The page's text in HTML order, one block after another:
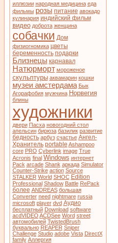
иллюзии народная медицина еда
фильмы розы питание авокадо
кулинария индийский фильм
видео доброта женщина
собачки Дом
физиогномика цветы
беременность подарки
Близнецы карнавал
Натюрморт мороженое
скульптуры аквамарин кошки
музеи амстердама Бык
Агорафобия мужчина Норвегия
блины
художники
двери Пасха новогодний стол
апельсин бирюза базилик развитие
бедность арбуз счастье Ангел-
Хранитель portable Ashampoo
core PRO Cyberlink image True
Acronis final Windows интернет
Pack arcade Shank аркада Simulator
Counter-Strike action Source
STALKER World SHOC Edition
Professional Shadow Battle RePack
более ANDREAS большая
Converter need nightmare russia
microsoft player dvd Аудио
бесплатный Download software
acdVIDEO ACDSee Word street
автомобилей TwistedBrush
буквально REAPER Sniper
Challenge Studio adobe Vista DirectX
family Аллергия